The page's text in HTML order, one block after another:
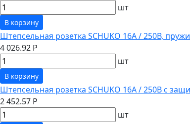
шт
В корзину
Штепсельная розетка SCHUKO 16А / 250В,
4 026.92 Р
шт
В корзину
Штепсельная розетка SCHUKO 16А / 250В с
2 452.57 Р
шт